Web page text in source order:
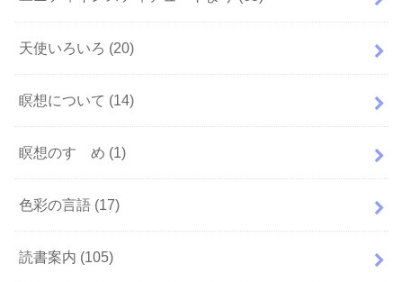
天使いろいろ (20)
瞑想について (14)
瞑想のすゝめ (1)
色彩の言語 (17)
読書案内 (105)